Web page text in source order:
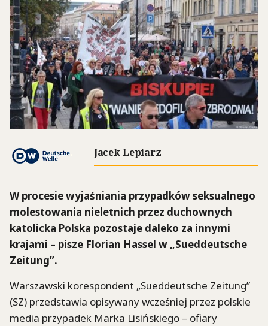
Jacek Lepiarz
W procesie wyjaśniania przypadków seksualnego
molestowania nieletnich przez duchownych
katolicka Polska pozostaje daleko za innymi
krajami – pisze Florian Hassel w „Sueddeutsche
Zeitung”.
Warszawski korespondent „Sueddeutsche Zeitung”
(SZ) przedstawia opisywany wcześniej przez polskie
media przypadek Marka Lisińskiego – ofiary